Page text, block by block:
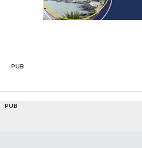
PUB
PUB